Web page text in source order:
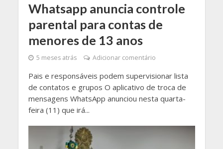
Whatsapp anuncia controle
parental para contas de
menores de 13 anos
5 meses atrás Adicionar comentário
Pais e responsáveis podem supervisionar lista
de contatos e grupos O aplicativo de troca de
mensagens WhatsApp anunciou nesta quarta-
feira (11) que irá...